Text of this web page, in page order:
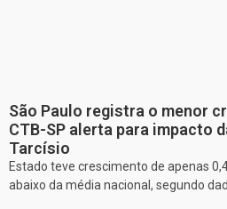
São Paulo registra o menor
CTB-SP alerta para impacto
Tarcísio
Estado teve crescimento de apenas
abaixo da média nacional, segundo